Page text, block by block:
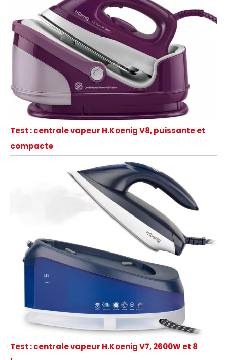
Test : centrale vapeur H.Koenig V8, puissante et
compacte
Test : centrale vapeur H.Koenig V7, 2600W et 8